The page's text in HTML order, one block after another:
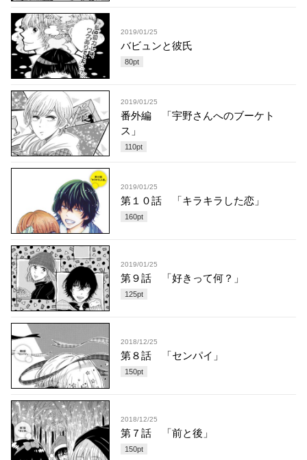
2019/01/25
バビュンと彼氏
80pt
2019/01/25
番外編 「宇野さんへのブーケト
ス」
110pt
2019/01/25
第１０話 「キラキラした恋」
160pt
2019/01/25
第９話 「好きって何？」
125pt
2018/12/25
第８話 「センパイ」
150pt
2018/12/25
第７話 「前と後」
150pt